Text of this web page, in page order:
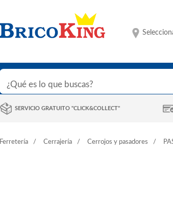
SERVICIO GRATUITO "CLICK&COLLECT"
Ferretería Cerrajería Cerrojos y pasadores